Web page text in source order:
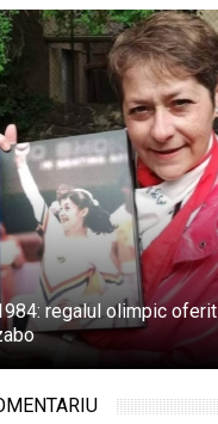
regalul olimpic oferit